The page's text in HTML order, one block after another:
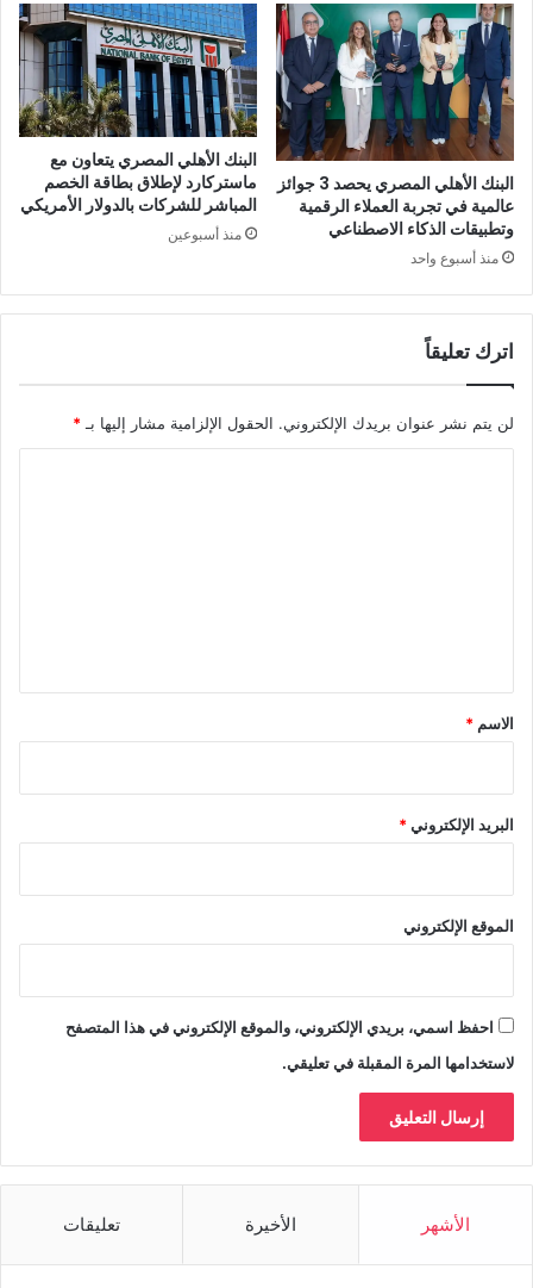
البنك الأهلي المصري يحصد 3 جوائز
عالمية في تجربة العملاء الرقمية
وتطبيقات الذكاء الاصطناعي
منذ أسبوع واحد
البنك الأهلي المصري يتعاون مع
ماستركارد لإطلاق بطاقة الخصم
المباشر للشركات بالدولار الأمريكي
منذ أسبوعين
اترك تعليقاً
لن يتم نشر عنوان بريدك الإلكتروني. الحقول الإلزامية مشار إليها بـ *
*
الاسم *
البريد الإلكتروني*
الموقع الإلكتروني
احفظ اسمي، بريدي الإلكتروني، والموقع الإلكتروني في هذا المتصفح
لاستخدامها المرة المقبلة في تعليقي.
الأشهر الأخيرة تعليقات